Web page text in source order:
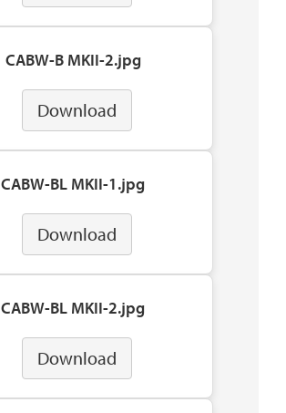
CABW-B MKII-2.jpg
Download
CABW-BL MKII-1.jpg
Download
CABW-BL MKII-2.jpg
Download